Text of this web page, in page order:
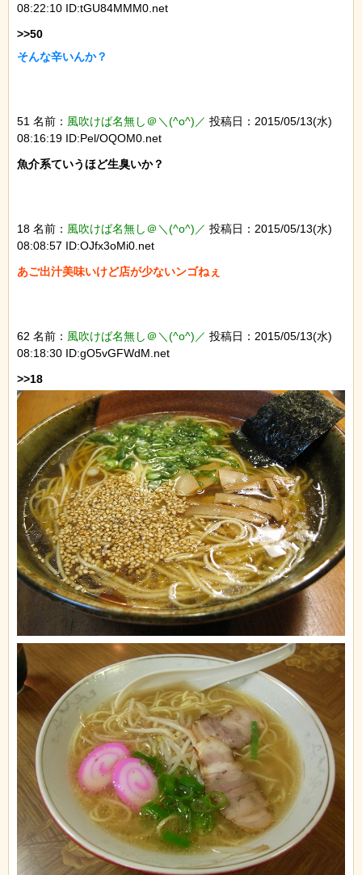
08:22:10 ID:tGU84MMM0.net
そんな辛いんか？
51 名前： 風吹けば名無し＠＼(^o^)／ 投稿日：2015/05/13(水)
08:16:19 ID:Pel/OQOM0.net
魚介系ていうほど生臭いか？
18 名前： 風吹けば名無し＠＼(^o^)／ 投稿日：2015/05/13(水)
08:08:57 ID:OJfx3oMi0.net
あご出汁美味いけど店が少ないンゴねぇ
62 名前： 風吹けば名無し＠＼(^o^)／ 投稿日：2015/05/13(水)
08:18:30 ID:gO5vGFWdM.net